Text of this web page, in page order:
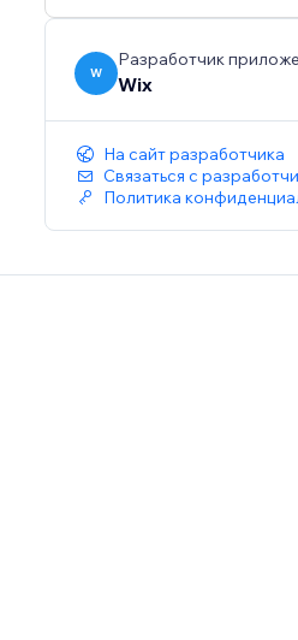
W
Разработчик
Wix
На сайт разработчика
Связаться с
Политика